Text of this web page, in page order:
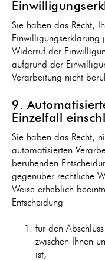
Sie haben das Recht,
Einwilligungserklärung
Widerruf der
aufgrund der
Verarbeitung nicht
9.
Einzelfall
Sie haben das Recht,
automatisierten
beruhenden
gegenüber rechtliche
Weise erheblich
Entscheidung
für den
zwischen Ihnen
ist,